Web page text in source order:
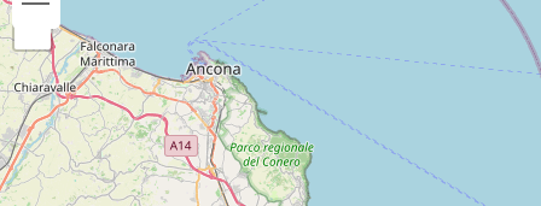
Tempo di percorrenza:
3 ore 4 minuti
Periodo consigliato:
Gennaio Febbraio Marzo Aprile Maggio
Luglio
Agosto Settembre Ottobre
Novembre
Dicembre